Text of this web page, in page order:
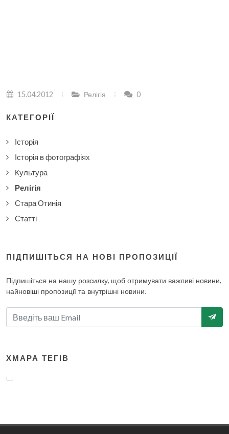
15.04.2012 Релігія 0
КАТЕГОРІЇ
Історія
Історія в фотографіях
Культура
Релігія
Стара Отинія
Статті
ПІДПИШІТЬСЯ НА НОВІ ПРОПОЗИЦІЇ
Підпишіться на нашу розсилку, щоб отримувати важливі новини,
найновіші пропозиції та внутрішні новини:
ХМАРА ТЕГІВ